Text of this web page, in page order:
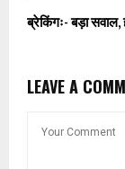
ब्रेकिंगः- बड़ा सवाल,
LEAVE A